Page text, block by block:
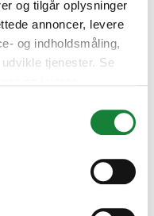
og tilgår oplysninger
annoncer, levere
og indholdsmåling,
tjenester. Se
på "Privacy